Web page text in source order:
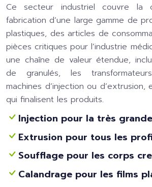
Ce secteur industriel couvre la
fabrication d’une large gamme de
plastiques, des articles de
pièces critiques pour l’industrie
une chaîne de valeur étendue,
de granulés, les
machines d’injection ou d’extrusion,
qui finalisent les produits.
Injection pour la très
Extrusion pour tous les
Soufflage pour les corps
Calandrage pour les films